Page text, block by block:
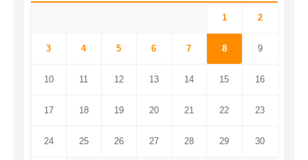
1 2
3 4 5 6 7 8 9
10 11 12 13 14 15 16
17 18 19 20 21 22 23
24 25 26 27 28 29 30